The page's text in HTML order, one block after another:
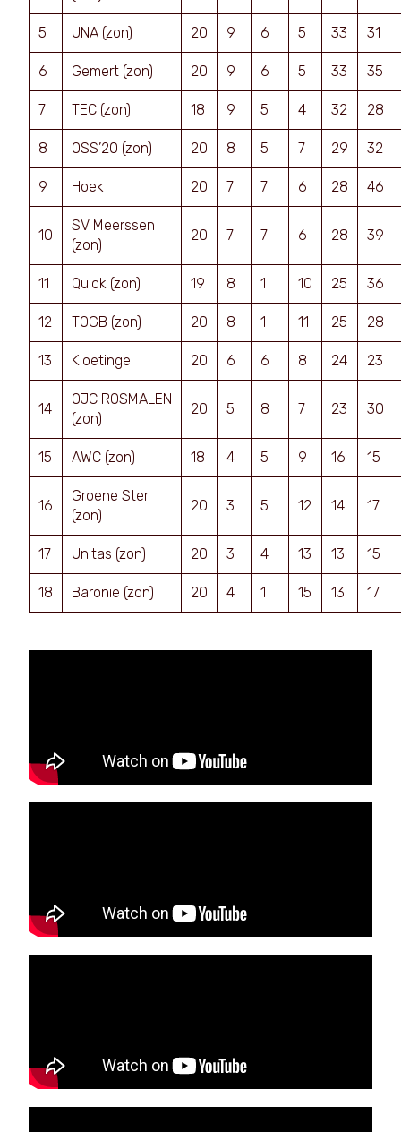
5 UNA (zon) 20 9 6 5 33 31
6 Gemert (zon) 20 9 6 5 33 35
7 TEC (zon) 18 9 5 4 32 28
8 OSS’20 (zon) 20 8 5 7 29 32
9 Hoek 20 7 7 6 28 46
10
SV Meerssen
(zon)
20 7 7 6 28 39
11 Quick (zon) 19 8 1 10 25 36
12 TOGB (zon) 20 8 1 11 25 28
13 Kloetinge 20 6 6 8 24 23
14
OJC ROSMALEN
(zon)
20 5 8 7 23 30
15 AWC (zon) 18 4 5 9 16 15
16
Groene Ster
(zon)
20 3 5 12 14 17
17 Unitas (zon) 20 3 4 13 13 15
18 Baronie (zon) 20 4 1 15 13 17